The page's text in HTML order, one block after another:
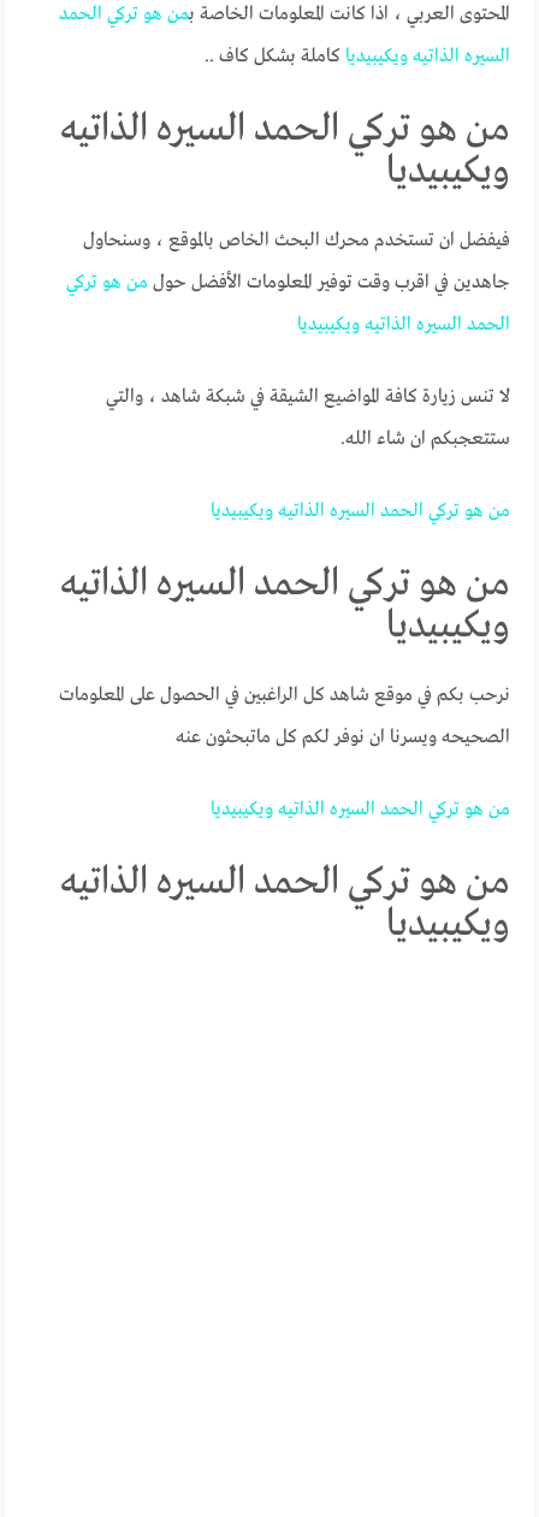
المحتوى العربي ، اذا كانت المعلومات الخاصة بمن هو تركي الحمد
السيره الذاتيه ويكيبيديا كاملة بشكل كاف ..
من هو تركي الحمد السيره الذاتيه
ويكيبيديا
فيفضل ان تستخدم محرك البحث الخاص بالموقع ، وسنحاول
جاهدين في اقرب وقت توفير المعلومات الأفضل حول من هو تركي
الحمد السيره الذاتيه ويكيبيديا
لا تنس زيارة كافة المواضيع الشيقة في شبكة شاهد ، والتي
ستتعجبكم ان شاء الله.
من هو تركي الحمد السيره الذاتيه ويكيبيديا
من هو تركي الحمد السيره الذاتيه
ويكيبيديا
نرحب بكم في موقع شاهد كل الراغبين في الحصول على المعلومات
الصحيحه ويسرنا ان نوفر لكم كل ماتبحثون عنه
من هو تركي الحمد السيره الذاتيه ويكيبيديا
من هو تركي الحمد السيره الذاتيه
ويكيبيديا